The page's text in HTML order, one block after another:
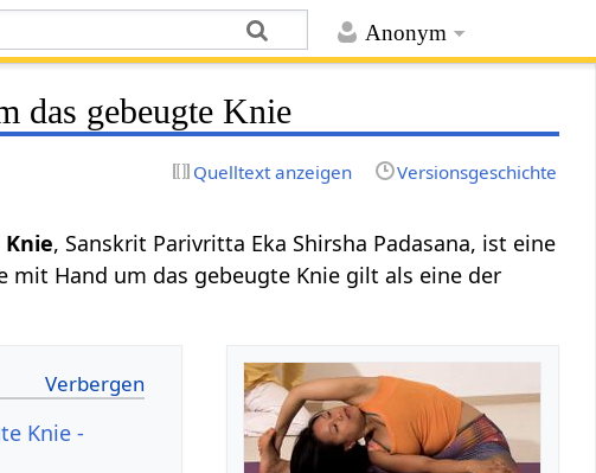
Anonym
das gebeugte Knie
Quelltext anzeigen Versionsgeschichte
, Sanskrit Parivritta Eka Shirsha Padasana, ist eine
mit Hand um das gebeugte Knie gilt als eine der
Knie -